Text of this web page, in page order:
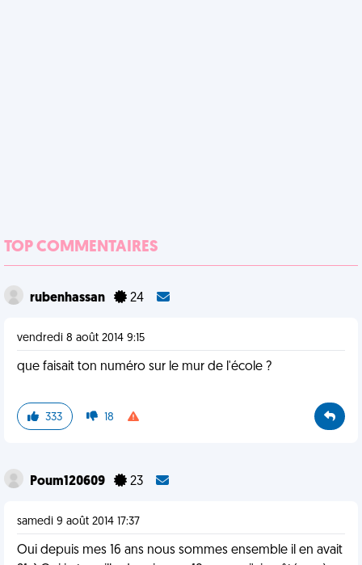
TOP COMMENTAIRES
rubenhassan 24
vendredi 8 août 2014 9:15
que faisait ton numéro sur le mur de l'école ?
333 18
Poum120609 23
samedi 9 août 2014 17:37
Oui depuis mes 16 ans nous sommes ensemble il en avait